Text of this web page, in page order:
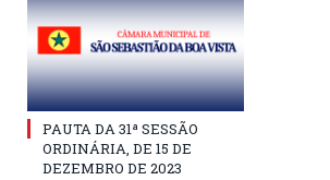
PAUTA DA 31ª SESSÃO
ORDINÁRIA, DE 15 DE
DEZEMBRO DE 2023